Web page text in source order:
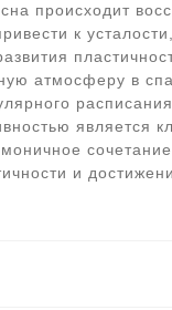
происходит
к
атмосферу в
и